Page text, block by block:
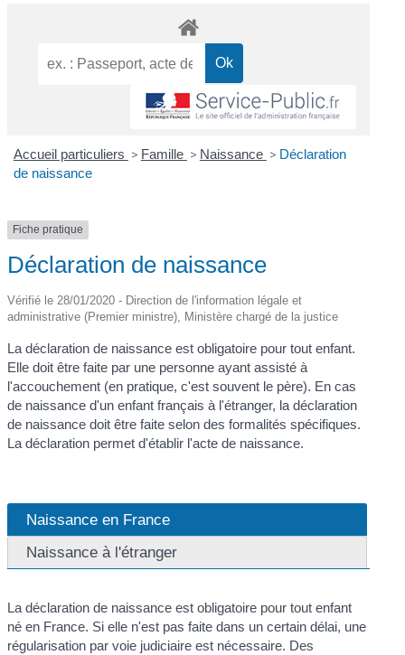
Accueil particuliers > Famille > Naissance > Déclaration
de naissance
Fiche pratique
Déclaration de naissance
Vérifié le 28/01/2020 - Direction de l'information légale et
administrative (Premier ministre), Ministère chargé de la justice
La déclaration de naissance est obligatoire pour tout enfant.
Elle doit être faite par une personne ayant assisté à
l'accouchement (en pratique, c'est souvent le père). En cas
de naissance d'un enfant français à l'étranger, la déclaration
de naissance doit être faite selon des formalités spécifiques.
La déclaration permet d'établir l'acte de naissance.
Naissance en France
Naissance à l'étranger
La déclaration de naissance est obligatoire pour tout enfant
né en France. Si elle n'est pas faite dans un certain délai, une
régularisation par voie judiciaire est nécessaire. Des